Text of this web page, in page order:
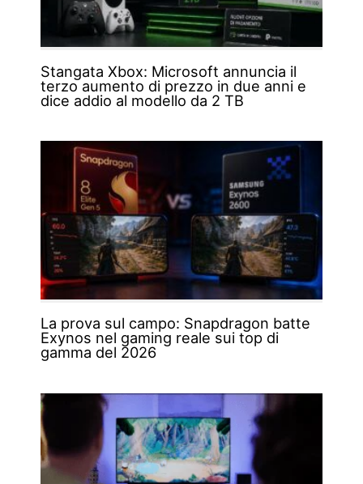
Stangata Xbox: Microsoft annuncia il
terzo aumento di prezzo in due anni e
dice addio al modello da 2 TB
La prova sul campo: Snapdragon batte
Exynos nel gaming reale sui top di
gamma del 2026